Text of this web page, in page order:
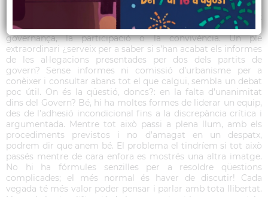
Heu provat de serrar una fusta a martellades? Segur que no;
les eines s’han de fer servir per al que toca. Passa el mateix
amb les eines «institucionals», sobretot les que faciliten la
governança, la participació o la convivència. Un ple
extraordinari ¿serveix per a saber si s’han acabat els informes
de les al·legacions presentades per dos dels partits de
govern? Sense informes ni comissió d’urbanisme per a
conèixer i consultar abans tot el que calgui, sembla un debat
poc útil. On és la qüestió, doncs?: en la falta d’unanimitat
dins del Govern? Bé, hi ha moltes formes de liderar un equip,
des de l’adhesió incondicional fins a la discrepància crítica i
argumentada. Mentre tot això passi a plena llum, amb els
procediments previstos i no d’amagat en un despatx,
podrem dir que anem bé. El problema el tindríem si tot això
passés mentre de cara enfora es mostrés una altra imatge.
No hi ha fórmules senzilles per a resoldre qüestions
complicades; el més normal és haver de discutir! Cada
vegada té més valor poder pensar i parlar amb tota llibertat.